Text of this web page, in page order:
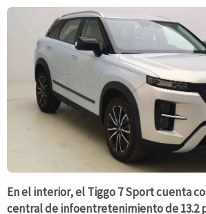
En el interior, el Tiggo 7 Sport cuenta
central de infoentretenimiento de 13.2